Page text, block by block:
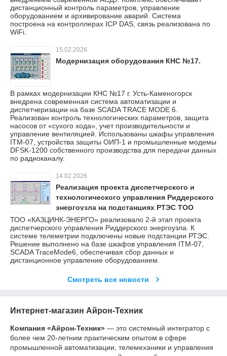
дистанционный контроль параметров, управление
оборудованием и архивирование аварий. Система
построена на контроллерах ICP DAS, связь реализована по
WiFi.
15.02.2026
Модернизация оборудования КНС №17.
В рамках модернизации КНС №17 г. Усть-Каменогорск
внедрена современная система автоматизации и
диспетчеризации на базе SCADA TRACE MODE 6.
Реализован контроль технологических параметров, защита
насосов от «сухого хода», учет производительности и
управление вентиляцией. Использованы шкафы управления
ITM-07, устройства защиты ОИП-1 и промышленные модемы
DFSK-1200 собственного производства для передачи данных
по радиоканалу.
14.02.2026
Реализация проекта диспетчерского и
технологического управления Риддерского
энергоузла на подстанциях РТЭС ТОО
«КАЗЦИНК-ЭНЕРГО» (2-ой этап).
ТОО «КАЗЦИНК-ЭНЕРГО» реализовало 2-й этап проекта
диспетчерского управления Риддерского энергоузла. К
системе телеметрии подключены новые подстанции РТЭС.
Решение выполнено на базе шкафов управления ITM-07,
SCADA TraceMode6, обеспечивая сбор данных и
дистанционное управление оборудованием.
Смотреть все новости
Интернет-магазин Айрон-Техник
Компания «Айрон-Техник» — это системный интегратор с
более чем 20-летним практическим опытом в сфере
промышленной автоматизации, телемеханики и управления